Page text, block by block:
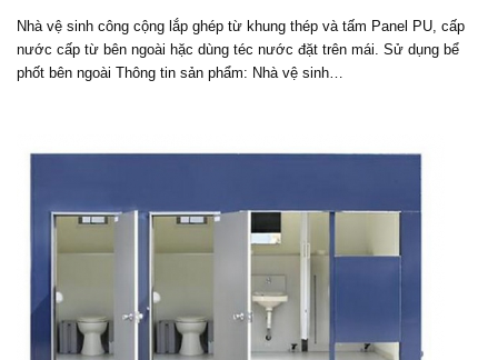
Nhà vệ sinh công cộng lắp ghép từ khung thép và tấm Panel PU, cấp
nước cấp từ bên ngoài hặc dùng téc nước đặt trên mái. Sử dụng bể
phốt bên ngoài Thông tin sản phẩm: Nhà vệ sinh…